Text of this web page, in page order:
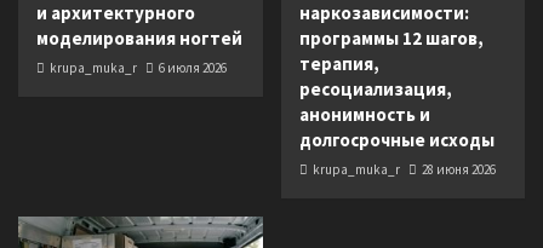
и архитектурного
моделирования ногтей
krupa_muka_r 6 июля 2026
наркозависимости:
программы 12 шагов,
терапия,
ресоциализация,
анонимность и
долгосрочные исходы
krupa_muka_r 28 июня 2026